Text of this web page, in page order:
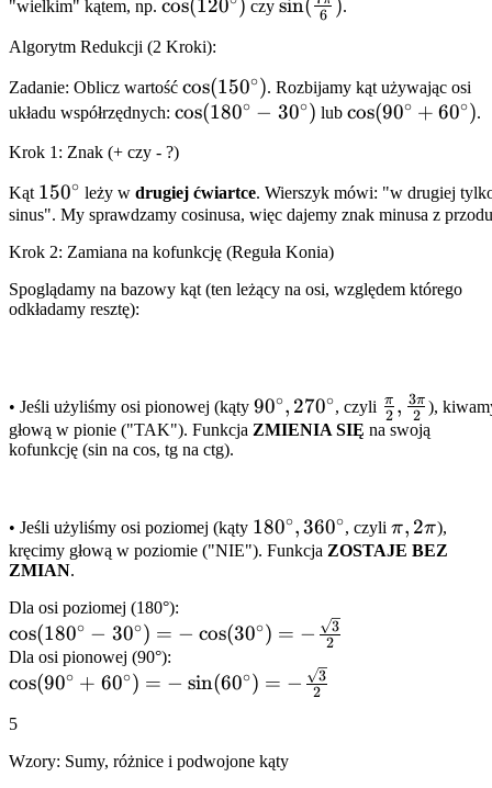
"wielkim" kątem, np. \cos(120^\circ)
cos(120 ) czy \sin(\frac{7\pi}
sin( 6 ).
Algorytm Redukcji (2 Kroki):
Zadanie: Oblicz wartość \cos(150^\circ)
cos(150∘). Rozbijamy kąt używając osi
układu współrzędnych: \cos(180^\circ
cos(180∘ − 30∘) lub \cos(90^\circ
cos(90∘ + 60∘).
Krok 1: Znak (+ czy - ?)
Kąt 150^\circ
150∘ leży w drugiej ćwiartce. Wierszyk mówi: "w drugiej
sinus". My sprawdzamy cosinusa, więc dajemy znak minusa z
Krok 2: Zamiana na kofunkcję (Reguła Konia)
Spoglądamy na bazowy kąt (ten leżący na osi, względem którego
odkładamy resztę):
• Jeśli użyliśmy osi pionowej (kąty 90^\circ,
270^\circ
90∘, 270∘, czyli \frac{\pi}
{2},
2
π , 2
3π ),
głową w pionie ("TAK"). Funkcja ZMIENIA SIĘ na swoją
kofunkcję (sin na cos, tg na ctg).
• Jeśli użyliśmy osi poziomej (kąty 180^\circ,
360^\circ
180∘,360∘, czyli\pi,
2\pi
π, 2π),
kręcimy głową w poziomie ("NIE"). Funkcja ZOSTAJE BEZ
ZMIAN.
Dla osi poziomej (180°):
\cos(180^\circ -
30^\circ) = -
\cos(30^\circ)
\frac{\sqrt{3}}
{2}
cos(180∘ − 30∘) = − cos(30∘) = − 2
3
Dla osi pionowej (90°):
\cos(90^\circ +
\sin(60^\circ)
= -
cos(90∘ + 60∘) = − sin(60∘) = − 2
3
5
Wzory: Sumy, różnice i podwojone kąty